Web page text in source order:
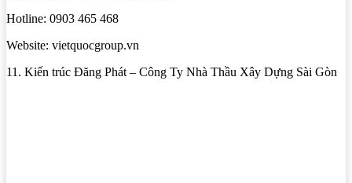
Hotline: 0903 465 468
Website: vietquocgroup.vn
11. Kiến trúc Đăng Phát – Công Ty Nhà Thầu Xây Dựng Sài Gòn